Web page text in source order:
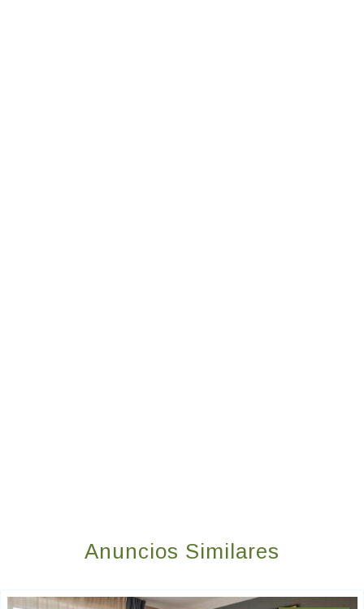
Anuncios Similares